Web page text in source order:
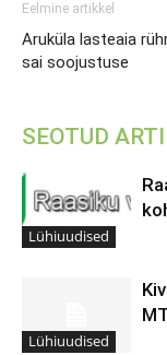
Eelmine artikkel
Aruküla lasteaia
sai soojustuse
SEOTUD
Lühiuudised
Lühiuudised